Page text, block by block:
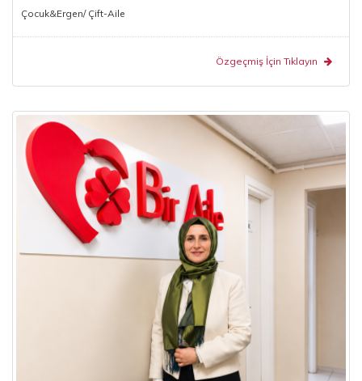
Çocuk&Ergen/ Çift-Aile
Özgeçmiş İçin Tıklayın